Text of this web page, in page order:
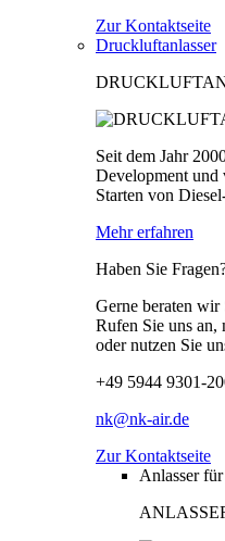
Zur Kontaktseite
Druckluftanlasser
Seit dem Jahr
Development und
Starten von
Mehr erfahren
Haben Sie
Gerne beraten wir
Rufen Sie uns an,
oder nutzen Sie
+49 5944 9301-
nk@nk-air.de
Zur Kontaktseite
Anlasser